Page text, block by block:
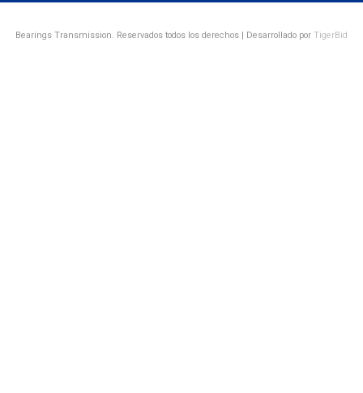
Bearings Transmission. Reservados todos los derechos | Desarrollado por TigerBid